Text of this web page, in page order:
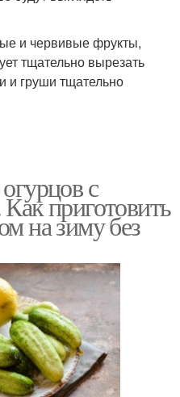
и червивые фрукты,
тщательно вырезать
и груши тщательно
с
приготовить
на зиму без